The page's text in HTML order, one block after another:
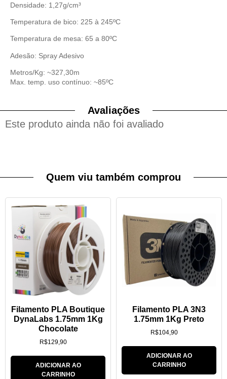
Densidade: 1,27g/cm³
Temperatura de bico: 225 à 245ºC
Temperatura de mesa: 65 a 80ºC
Adesão: Spray Adesivo
Metros/Kg: ~327,30m
Max. temp. uso contínuo: ~85ºC
Avaliações
Este produto ainda não foi avaliado
Quem viu também comprou
Filamento PLA Boutique
DynaLabs 1.75mm 1Kg
Chocolate
R$129,90
ADICIONAR AO
CARRINHO
Filamento PLA 3N3
1.75mm 1Kg Preto
R$104,90
ADICIONAR AO
CARRINHO